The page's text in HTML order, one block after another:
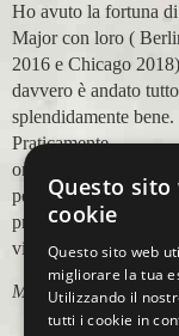
Ho avuto la fortuna
Major con loro (
2016 e Chicago
davvero è andato tutto
splendidamente bene.
Praticamente
organizzazione
perfetta,dalla
prenotazione,mesi
viaggio.
Marco Ceseri
Questo sito
cookie
Questo sito web
migliorare la tua
Utilizzando il
tutti i cookie in